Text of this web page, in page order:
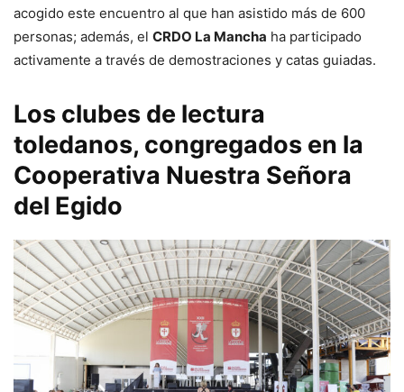
acogido este encuentro al que han asistido más de 600
personas; además, el CRDO La Mancha ha participado
activamente a través de demostraciones y catas guiadas.
Los clubes de lectura
toledanos, congregados en la
Cooperativa Nuestra Señora
del Egido